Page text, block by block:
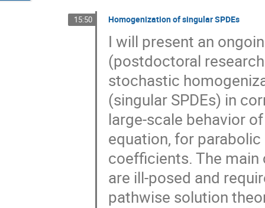
15:50 Homogenization of singular SPDEs
I will present an
(postdoctoral
stochastic
(singular SPDEs) in
large-scale behavior
equation, for
coefficients. The
are ill-posed and
pathwise solution